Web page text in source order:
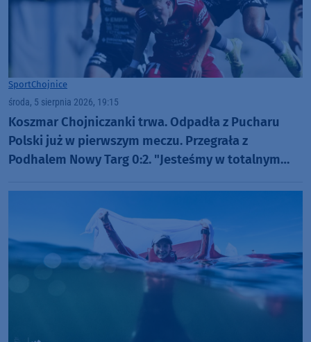
SportChojnice
środa, 5 sierpnia 2026, 19:15
Koszmar Chojniczanki trwa. Odpadła z Pucharu
Polski już w pierwszym meczu. Przegrała z
Podhalem Nowy Targ 0:2. "Jesteśmy w totalnym